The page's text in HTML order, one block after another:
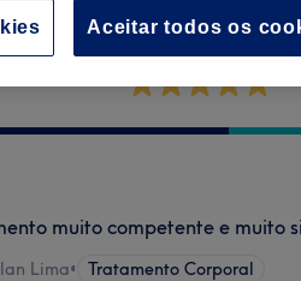
muito competente e muito
Lima• Tratamento Corporal
Aceitar todos os